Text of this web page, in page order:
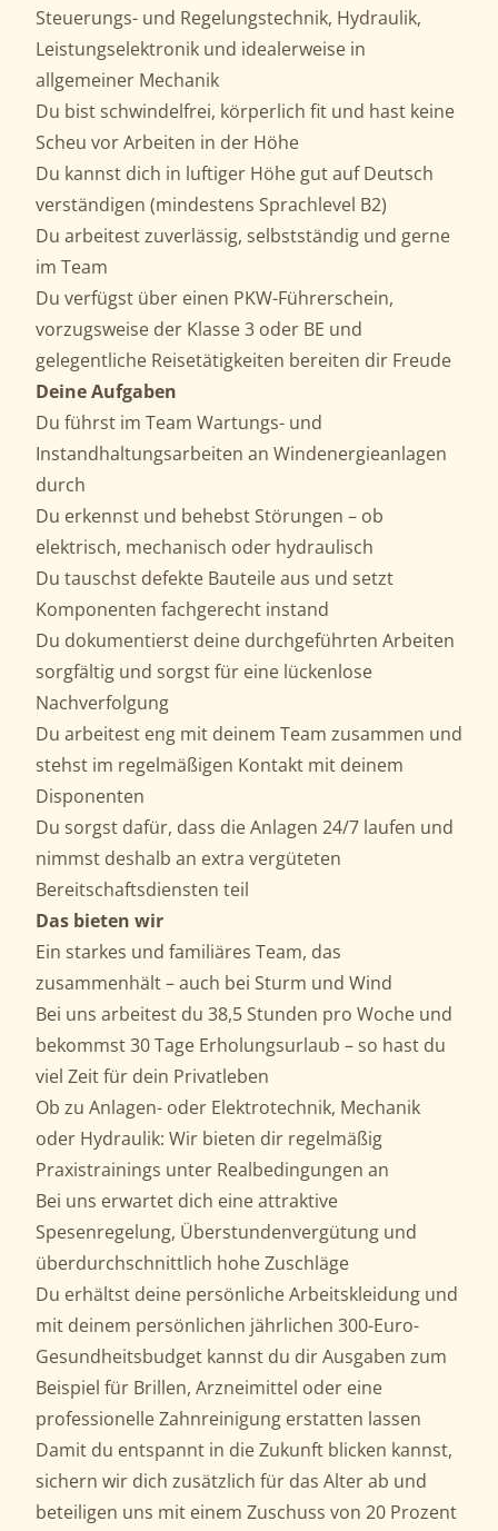
Steuerungs- und Regelungstechnik, Hydraulik,
Leistungselektronik und idealerweise in
allgemeiner Mechanik
Du bist schwindelfrei, körperlich fit und hast keine
Scheu vor Arbeiten in der Höhe
Du kannst dich in luftiger Höhe gut auf Deutsch
verständigen (mindestens Sprachlevel B2)
Du arbeitest zuverlässig, selbstständig und gerne
im Team
Du verfügst über einen PKW-Führerschein,
vorzugsweise der Klasse 3 oder BE und
gelegentliche Reisetätigkeiten bereiten dir Freude
Deine Aufgaben
Du führst im Team Wartungs- und
Instandhaltungsarbeiten an Windenergieanlagen
durch
Du erkennst und behebst Störungen – ob
elektrisch, mechanisch oder hydraulisch
Du tauschst defekte Bauteile aus und setzt
Komponenten fachgerecht instand
Du dokumentierst deine durchgeführten Arbeiten
sorgfältig und sorgst für eine lückenlose
Nachverfolgung
Du arbeitest eng mit deinem Team zusammen und
stehst im regelmäßigen Kontakt mit deinem
Disponenten
Du sorgst dafür, dass die Anlagen 24/7 laufen und
nimmst deshalb an extra vergüteten
Bereitschaftsdiensten teil
Das bieten wir
Ein starkes und familiäres Team, das
zusammenhält – auch bei Sturm und Wind
Bei uns arbeitest du 38,5 Stunden pro Woche und
bekommst 30 Tage Erholungsurlaub – so hast du
viel Zeit für dein Privatleben
Ob zu Anlagen- oder Elektrotechnik, Mechanik
oder Hydraulik: Wir bieten dir regelmäßig
Praxistrainings unter Realbedingungen an
Bei uns erwartet dich eine attraktive
Spesenregelung, Überstundenvergütung und
überdurchschnittlich hohe Zuschläge
Du erhältst deine persönliche Arbeitskleidung und
mit deinem persönlichen jährlichen 300-Euro-
Gesundheitsbudget kannst du dir Ausgaben zum
Beispiel für Brillen, Arzneimittel oder eine
professionelle Zahnreinigung erstatten lassen
Damit du entspannt in die Zukunft blicken kannst,
sichern wir dich zusätzlich für das Alter ab und
beteiligen uns mit einem Zuschuss von 20 Prozent